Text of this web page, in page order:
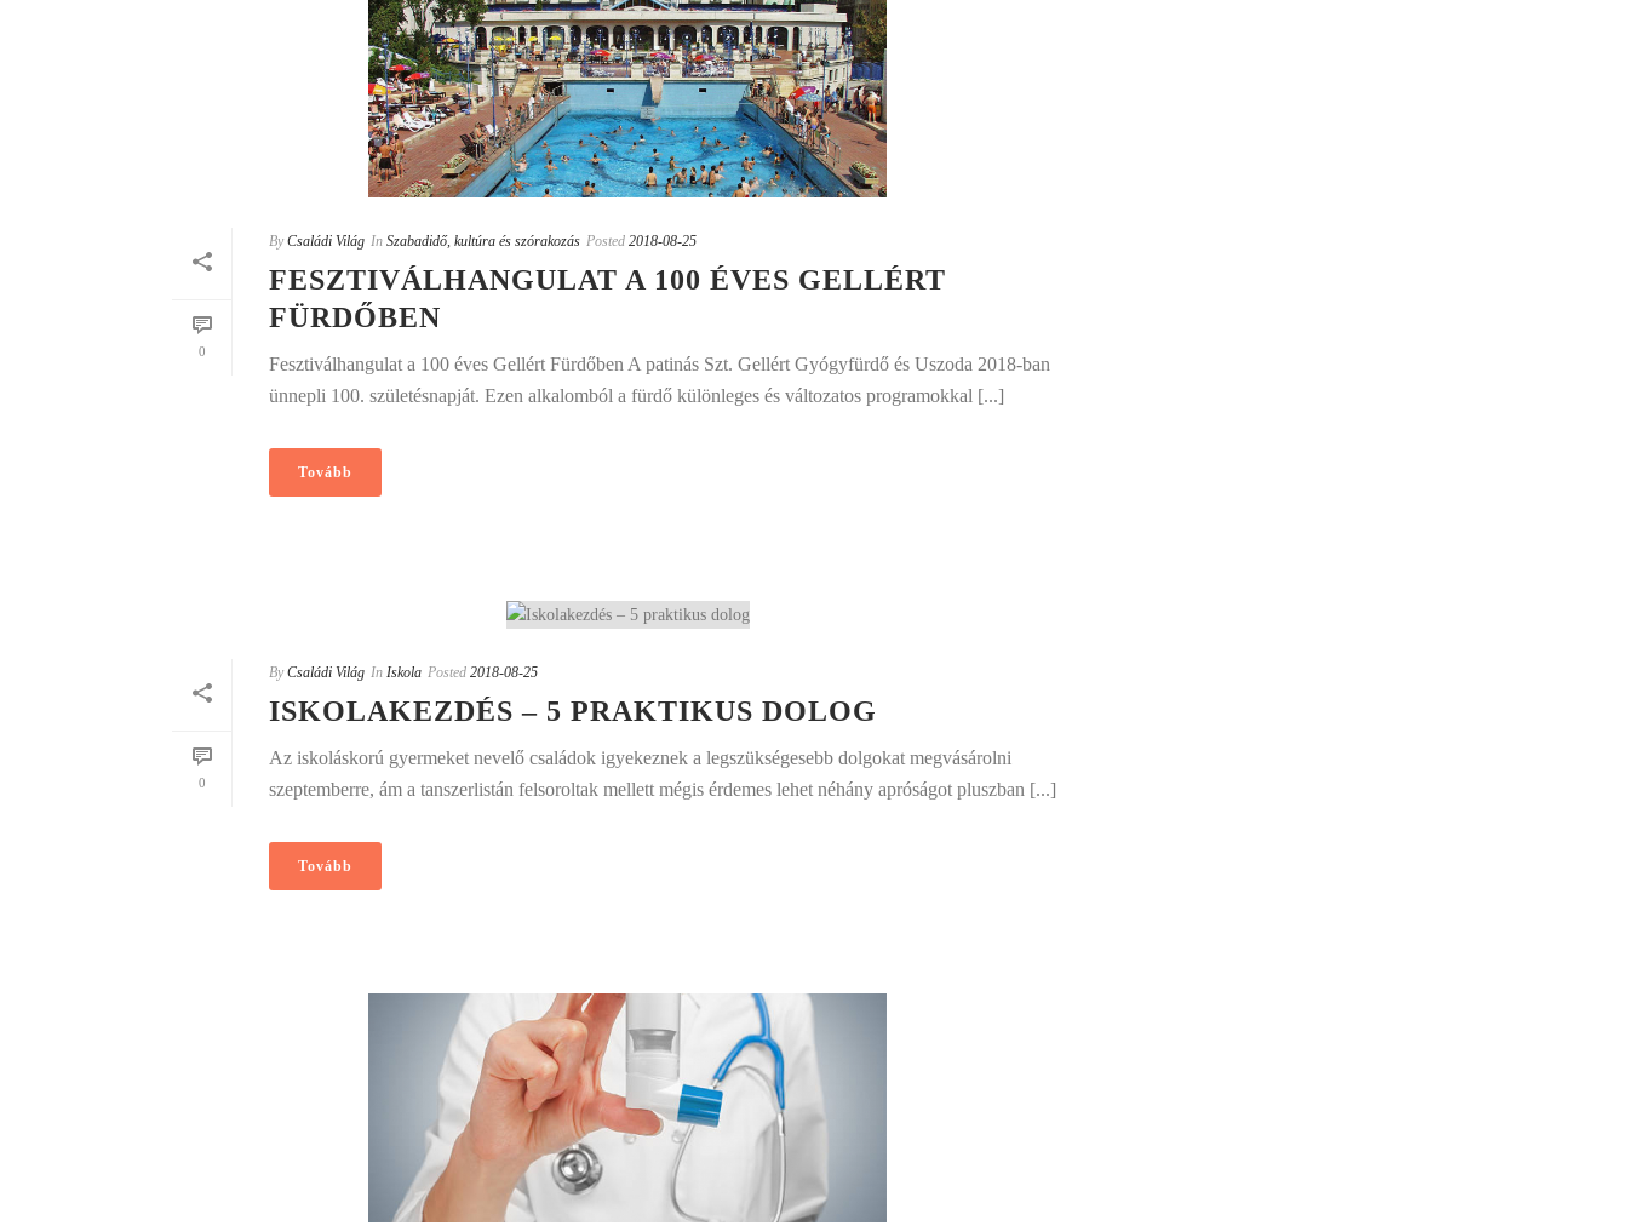
0
By Családi Világ In Szabadidő, kultúra és szórakozás Posted 2018-08-25
FESZTIVÁLHANGULAT A 100 ÉVES GELLÉRT
FÜRDŐBEN
Fesztiválhangulat a 100 éves Gellért Fürdőben A patinás Szt. Gellért Gyógyfürdő és Uszoda 2018-ban
ünnepli 100. születésnapját. Ezen alkalomból a fürdő különleges és változatos programokkal [...]
Tovább
0
By Családi Világ In Iskola Posted 2018-08-25
ISKOLAKEZDÉS – 5 PRAKTIKUS DOLOG
Az iskoláskorú gyermeket nevelő családok igyekeznek a legszükségesebb dolgokat megvásárolni
szeptemberre, ám a tanszerlistán felsoroltak mellett mégis érdemes lehet néhány apróságot pluszban [...]
Tovább